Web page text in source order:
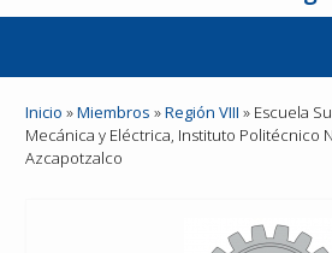
La ANFEI
Organización
Inicio »Miembros »Región VIII » Escuela
Mecánica y Eléctrica, Instituto Politécnico
Azcapotzalco